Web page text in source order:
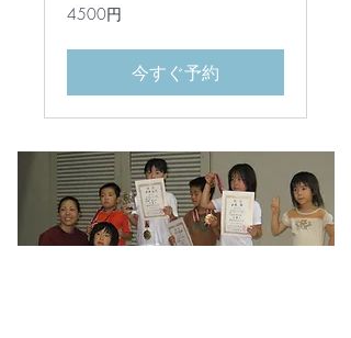
4500
円
4500円
今すぐ予約